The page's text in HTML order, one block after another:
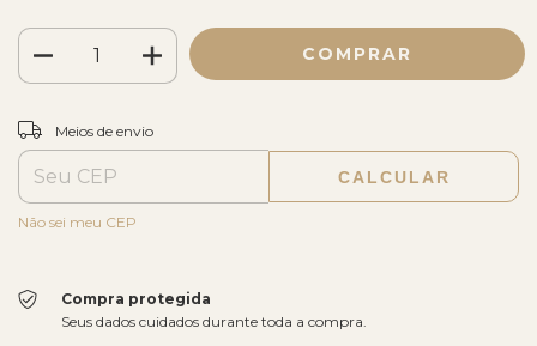
Entregas para o CEP:
Meios de envio
CALCULAR
Não sei meu CEP
Compra protegida
Seus dados cuidados durante toda a compra.